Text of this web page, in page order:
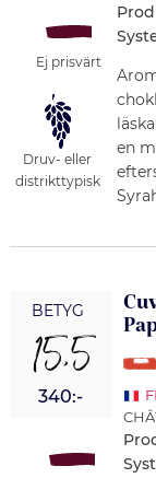
Ej prisvärt
Druv- eller
distrikttypisk
en
BETYG
15,5
340:-